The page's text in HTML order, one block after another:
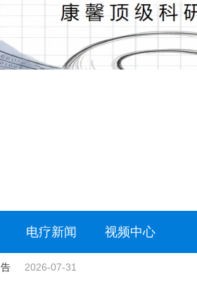
电疗新闻 视频中心
2026-07-31